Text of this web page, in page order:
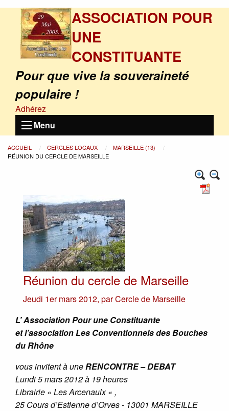
ASSOCIATION POUR
UNE
CONSTITUANTE
Pour que vive la souveraineté
populaire !
Adhérez
Menu
ACCUEIL CERCLES LOCAUX
MARSEILLE (13)
RÉUNION DU CERCLE DE MARSEILLE
Réunion du cercle de Marseille
Jeudi 1er mars 2012, parCercle de Marseille
L’ Association Pour une Constituante
et l’association Les Conventionnels des Bouches
du Rhône
vous invitent à uneRENCONTRE – DEBAT
Lundi 5 mars 2012 à 19 heures
Librairie « Les Arcenaulx « ,
25 Cours d’Estienne d’Orves - 13001 MARSEILLE